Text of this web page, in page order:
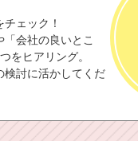
ェック！
会社の良いとこ
をヒアリング。
検討に活かしてくだ